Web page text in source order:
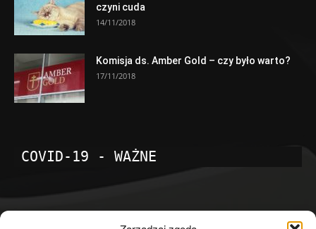
czyni cuda
14/11/2018
Komisja ds. Amber Gold – czy było warto?
17/11/2018
COVID-19 - WAŻNE